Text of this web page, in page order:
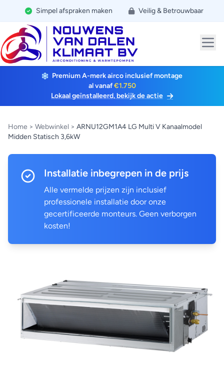
Simpel afspraken maken Veilig & Betrouwbaar
Premium A-merk airco inclusief montage
al vanaf€1.750
Lokaal geïnstalleerd, bekijk de actie
Home > Webwinkel > ARNU12GM1A4 LG Multi V Kanaalmodel
Midden Statisch 3,6kW
Installatie inbegrepen in de prijs
Alle vermelde prijzen zijn inclusief
professionele installatie door onze
gecertificeerde monteurs. Geen verborgen
kosten!